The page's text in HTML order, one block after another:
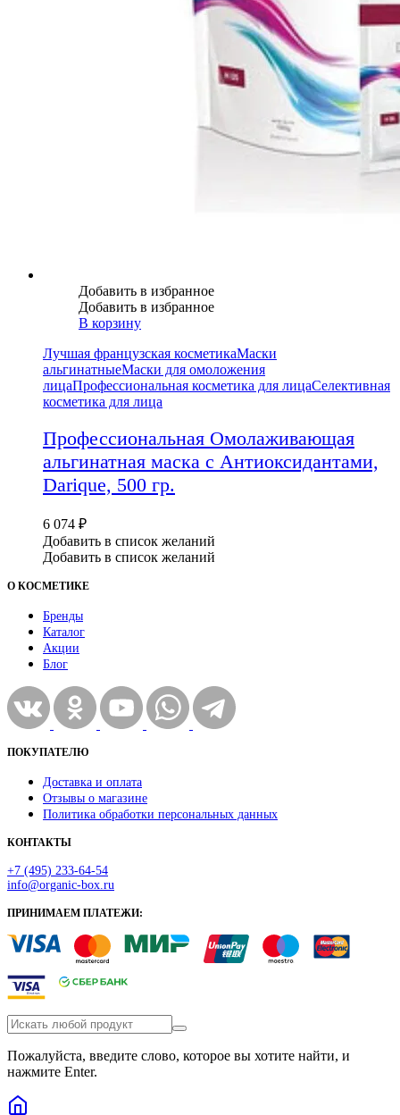
Добавить в избранное
Добавить в избранное
В корзину
Лучшая французская косметикаМаски
альгинатныеМаски для омоложения
лицаПрофессиональная косметика для лицаСелективная
косметика для лица
Профессиональная Омолаживающая
альгинатная маска с Антиоксидантами,
Darique, 500 гр.
6 074 ₽
Добавить в список желаний
Добавить в список желаний
О КОСМЕТИКЕ
Бренды
Каталог
Акции
Блог
ПОКУПАТЕЛЮ
Доставка и оплата
Отзывы о магазине
Политика обработки персональных данных
КОНТАКТЫ
+7 (495) 233-64-54
info@organic-box.ru
ПРИНИМАЕМ ПЛАТЕЖИ:
Пожалуйста, введите слово, которое вы хотите найти, и
нажмите Enter.